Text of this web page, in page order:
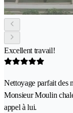
Excellent travail!
Nettoyage parfait des
Monsieur Moulin
appel à lui.